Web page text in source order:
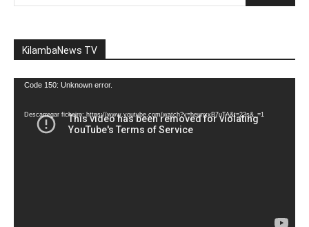
KilambaNews TV
Reprodutor
vídeo
Code 150: Unknown error.
Descarregar ficheiro: https://www.youtube.com/watch?v=heunxxB7uTA&t=22s&_=1